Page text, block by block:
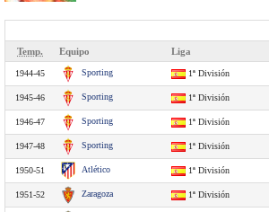
Temp.
Equipo Liga
1944-45 Sporting 1ª División
1945-46 Sporting 1ª División
1946-47 Sporting 1ª División
1947-48 Sporting 1ª División
1950-51 Atlético 1ª División
1951-52 Zaragoza 1ª División